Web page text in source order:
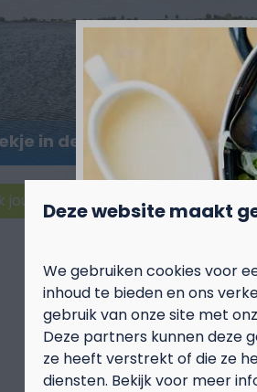
in de zomervakantie ☀️
jouw zomervakantie
Ligging
Deze website maakt
We gebruiken cookies voor
inhoud te bieden en ons
gebruik van onze site met
Deze partners kunnen deze
ze heeft verstrekt of die ze
diensten. Bekijk voor meer